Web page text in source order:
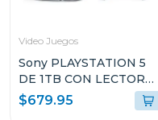
Video Juegos
Sony PLAYSTATION 5
DE 1TB CON LECTOR
DE DISCO CFI2115
$679.95